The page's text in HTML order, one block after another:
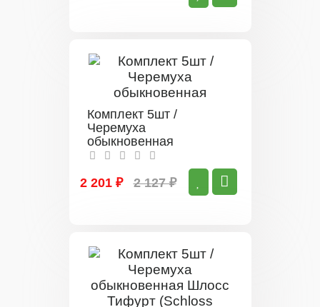
Комплект 5шт /
Черемуха
обыкновенная
2 201 ₽ 2 127 ₽